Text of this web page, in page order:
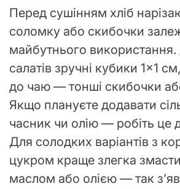
Перед сушінням хліб
соломку або скибочки
майбутнього використання.
салатів зручні кубики 1×1
до чаю — тонші скибочки
Якщо плануєте додавати
часник чи олію — робіть це
Для солодких варіантів з
цукром краще злегка
маслом або олією — так